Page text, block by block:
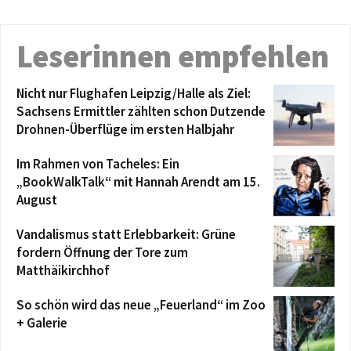
Leserinnen empfehlen
Nicht nur Flughafen Leipzig/Halle als Ziel:
Sachsens Ermittler zählten schon Dutzende
Drohnen-Überflüge im ersten Halbjahr
Im Rahmen von Tacheles: Ein
„BookWalkTalk“ mit Hannah Arendt am 15.
August
Vandalismus statt Erlebbarkeit: Grüne
fordern Öffnung der Tore zum
Matthäikirchhof
So schön wird das neue „Feuerland“ im Zoo
+ Galerie